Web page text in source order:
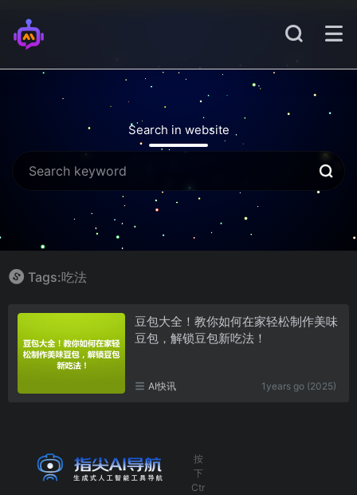
Search in website
Tags:吃法
豆包大全！教你如何在家轻松制作美味
豆包，解锁豆包新吃法！
AI快讯 1years go (2025)
按
下
Ctr